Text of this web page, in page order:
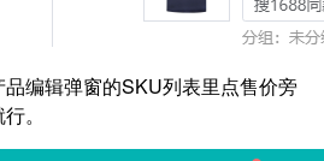
编辑弹窗的SKU列表里点售价旁
。